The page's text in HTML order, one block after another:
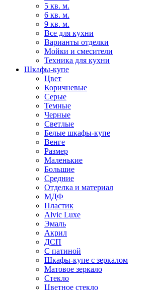
5 кв. м.
6 кв. м.
9 кв. м.
Все для кухни
Варианты отделки
Мойки и смесители
Техника для кухни
Шкафы-купе
Цвет
Коричневые
Серые
Темные
Черные
Светлые
Белые шкафы-купе
Венге
Размер
Маленькие
Большие
Средние
Отделка и материал
МДФ
Пластик
Alvic Luxe
Эмаль
Акрил
ДСП
С патиной
Шкафы-купе с зеркалом
Матовое зеркало
Стекло
Цветное стекло